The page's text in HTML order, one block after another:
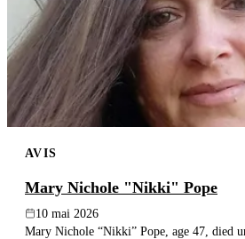
AVIS
Mary Nichole "Nikki" Pope
10 mai 2026
Mary Nichole “Nikki” Pope, age 47, died